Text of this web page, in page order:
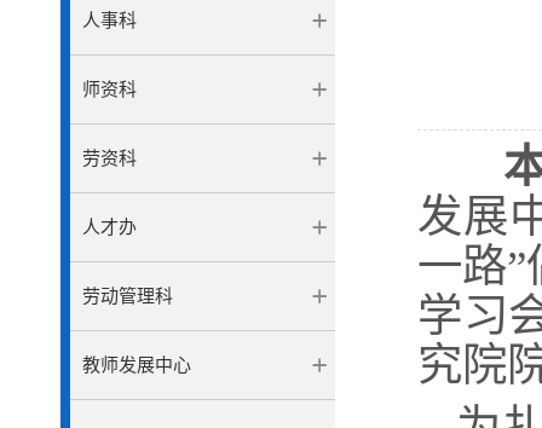
人事科
师资科
劳资科
人才办
劳动管理科
教师发展中心
发展
一路
学习
究院